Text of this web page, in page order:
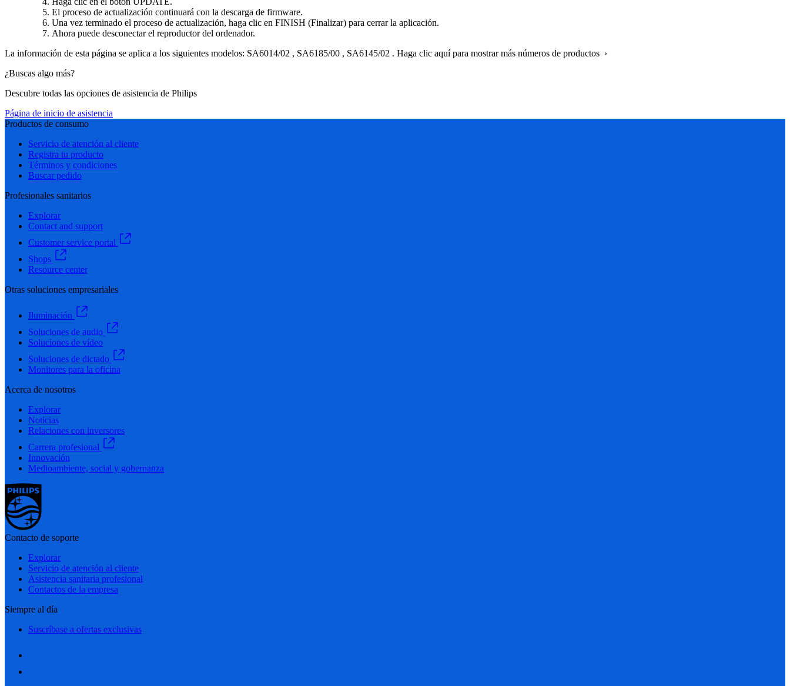
El proceso de actualización continuará con la descarga de firmware.
Una vez terminado el proceso de actualización, haga clic en FINISH (Finalizar) para cerrar la aplicación.
Ahora puede desconectar el reproductor del ordenador.
La información de esta página se aplica a los siguientes modelos: SA6014/02 , SA6185/00 , SA6145/02 . Haga clic aquí para mostrar más números de productos ›
¿Buscas algo más?
Descubre todas las opciones de asistencia de Philips
Página de inicio de asistencia
Productos de consumo
Servicio de atención al cliente
Registra tu producto
Términos y condiciones
Buscar pedido
Profesionales sanitarios
Explorar
Contact and support
Customer service portal
Shops
Resource center
Otras soluciones empresariales
Iluminación
Soluciones de audio
Soluciones de vídeo
Soluciones de dictado
Monitores para la oficina
Acerca de nosotros
Explorar
Noticias
Relaciones con inversores
Carrera profesional
Innovación
Medioambiente, social y gobernanza
Contacto de soporte
Explorar
Servicio de atención al cliente
Asistencia sanitaria profesional
Contactos de la empresa
Siempre al día
Suscríbase a ofertas exclusivas